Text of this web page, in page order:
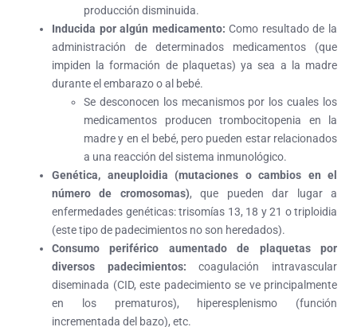
producción disminuida.
Inducida por algún medicamento:Como resultado de la
administración de determinados medicamentos (que
impiden la formación de plaquetas) ya sea a la madre
durante el embarazo o al bebé.
Se desconocen los mecanismos por los cuales los
medicamentos producen trombocitopenia en la
madre y en el bebé, pero pueden estar relacionados
a una reacción del sistema inmunológico.
Genética, aneuploidia (mutaciones o cambios en el
número de cromosomas), que pueden dar lugar a
enfermedades genéticas: trisomías 13, 18 y 21 o triploidia
(este tipo de padecimientos no son heredados).
Consumo periférico aumentado de plaquetas por
diversos padecimientos:coagulación intravascular
diseminada (CID, este padecimiento se ve principalmente
en los prematuros), hiperesplenismo (función
incrementada del bazo), etc.